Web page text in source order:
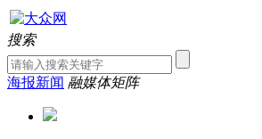
搜索
海报新闻 融媒体矩阵